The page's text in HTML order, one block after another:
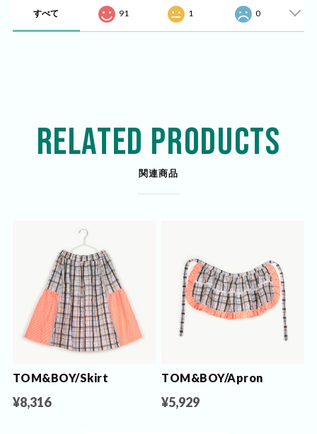
すべて 91 1 0
RELATED PRODUCTS
関連商品
TOM&BOY/Skirt
¥8,316
TOM&BOY/Apron
¥5,929